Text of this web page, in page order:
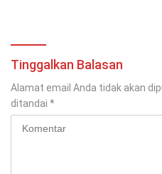
Tinggalkan Balasan
Alamat email Anda tidak akan
ditandai *